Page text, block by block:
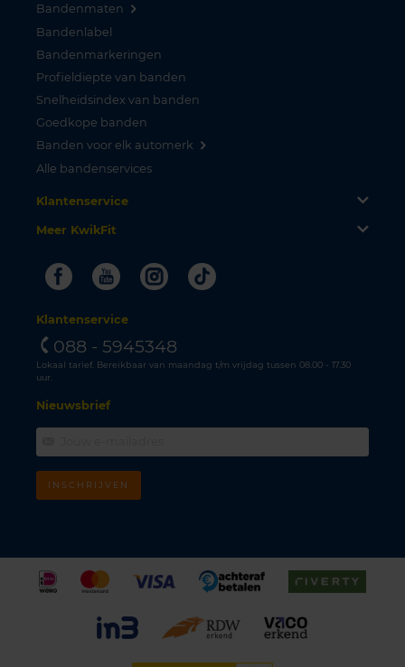
Bandenmaten
Bandenlabel
Bandenmarkeringen
Profieldiepte van banden
Snelheidsindex van banden
Goedkope banden
Banden voor elk automerk
Alle bandenservices
Klantenservice
Meer KwikFit
FacebookYoutubeInstagram
Tiktok
Klantenservice
088 - 5945348
Lokaal tarief. Bereikbaar van maandag t/m vrijdag tussen 08.00 - 17.30
uur.
Nieuwsbrief
INSCHRIJVEN